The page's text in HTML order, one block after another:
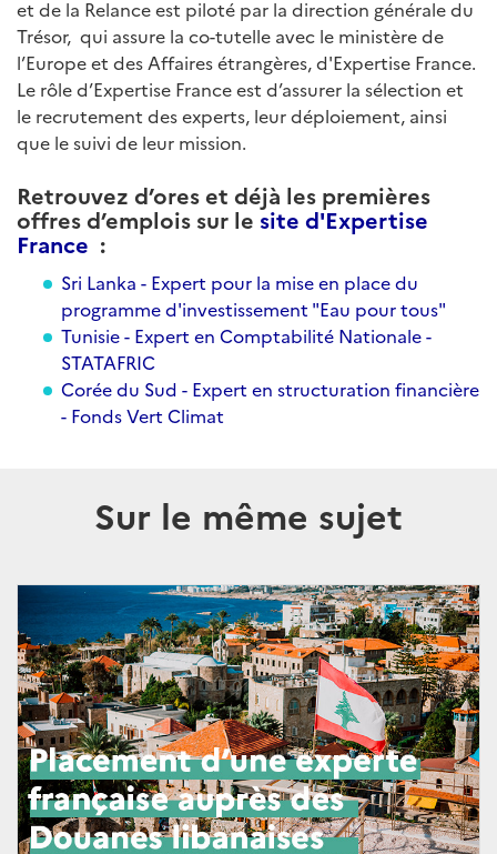
et de la Relance est piloté par la direction générale du
Trésor, qui assure la co-tutelle avec le ministère de
l’Europe et des Affaires étrangères, d'Expertise France.
Le rôle d’Expertise France est d’assurer la sélection et
le recrutement des experts, leur déploiement, ainsi
que le suivi de leur mission.
Retrouvez d’ores et déjà les premières
offres d’emplois sur le site d'Expertise
France :
Sri Lanka - Expert pour la mise en place du
programme d'investissement "Eau pour tous"
Tunisie - Expert en Comptabilité Nationale -
STATAFRIC
Corée du Sud - Expert en structuration financière
- Fonds Vert Climat
Sur le même sujet